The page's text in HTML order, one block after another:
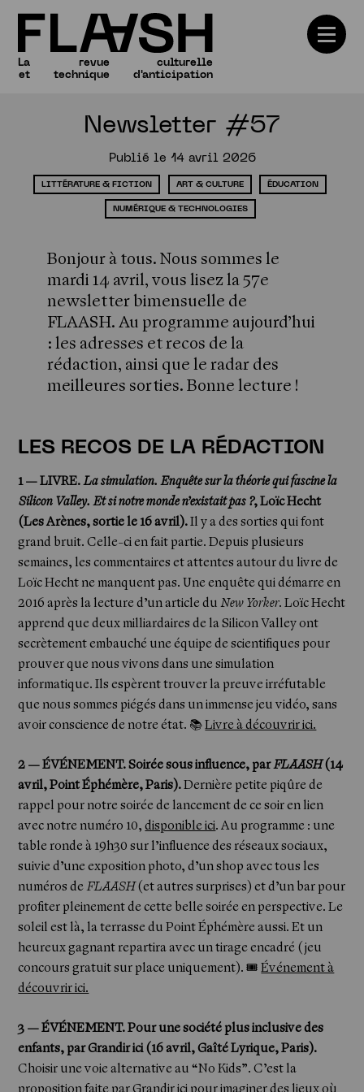
Numéros
La
et
revue
technique
culturelle
d'anticipation
Newsletter #57
Publié le 14 avril 2026
LITTÉRATURE & FICTION ART & CULTURE ÉDUCATION
NUMÉRIQUE & TECHNOLOGIES
Bonjour à tous. Nous sommes le
mardi 14 avril, vous lisez la 57e
newsletter bimensuelle de
FLAASH. Au programme aujourd’hui
: les adresses et recos de la
rédaction, ainsi que le radar des
meilleures sorties. Bonne lecture !
LES RECOS DE LA RÉDACTION
1 — LIVRE.La simulation. Enquête sur la théorie qui fascine la
Silicon Valley. Et si notre monde n’existait pas ?, Loïc Hecht
(Les Arènes, sortie le 16 avril).Il y a des sorties qui font
grand bruit. Celle-ci en fait partie. Depuis plusieurs
semaines, les commentaires et attentes autour du livre de
Loïc Hecht ne manquent pas. Une enquête qui démarre en
2016 après la lecture d’un article duNew Yorker. Loïc Hecht
apprend que deux milliardaires de la Silicon Valley ont
secrètement embauché une équipe de scientifiques pour
prouver que nous vivons dans une simulation
informatique. Ils espèrent trouver la preuve irréfutable
que nous sommes piégés dans un immense jeu vidéo, sans
avoir conscience de notre état. 📚Livre à découvrir ici.
2 — ÉVÉNEMENT. Soirée sous influence, parFLAASH(14
avril, Point Éphémère, Paris).Dernière petite piqûre de
rappel pour notre soirée de lancement de ce soir en lien
avec notre numéro 10,disponible ici. Au programme : une
table ronde à 19h30 sur l’influence des réseaux sociaux,
suivie d’une exposition photo, d’un shop avec tous les
numéros deFLAASH(et autres surprises) et d’un bar pour
profiter pleinement de cette belle soirée en perspective. Le
soleil est là, la terrasse du Point Éphémère aussi. Et un
heureux gagnant repartira avec un tirage encadré (jeu
concours gratuit sur place uniquement). 🎟Événement à
découvrir ici.
3 — ÉVÉNEMENT. Pour une société plus inclusive des
enfants, par Grandir ici (16 avril, Gaîté Lyrique, Paris).
Choisir une voie alternative au “No Kids”. C’est la
proposition faite par Grandir ici pour imaginer des lieux où